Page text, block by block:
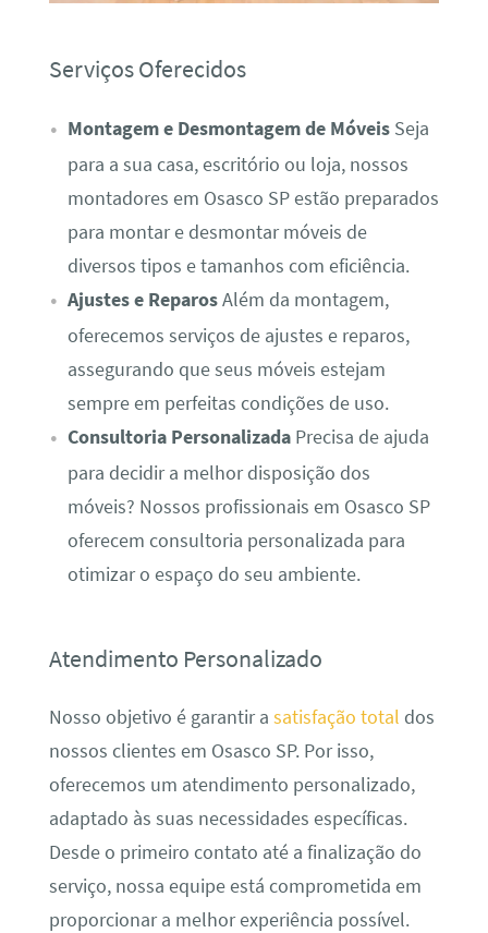
Serviços Oferecidos
Montagem e Desmontagem de MóveisSeja
para a sua casa, escritório ou loja, nossos
montadores em Osasco SP estão preparados
para montar e desmontar móveis de
diversos tipos e tamanhos com eficiência.
Ajustes e ReparosAlém da montagem,
oferecemos serviços de ajustes e reparos,
assegurando que seus móveis estejam
sempre em perfeitas condições de uso.
Consultoria PersonalizadaPrecisa de ajuda
para decidir a melhor disposição dos
móveis? Nossos profissionais em Osasco SP
oferecem consultoria personalizada para
otimizar o espaço do seu ambiente.
Atendimento Personalizado
Nosso objetivo é garantir a satisfação total dos
nossos clientes em Osasco SP. Por isso,
oferecemos um atendimento personalizado,
adaptado às suas necessidades específicas.
Desde o primeiro contato até a finalização do
serviço, nossa equipe está comprometida em
proporcionar a melhor experiência possível.